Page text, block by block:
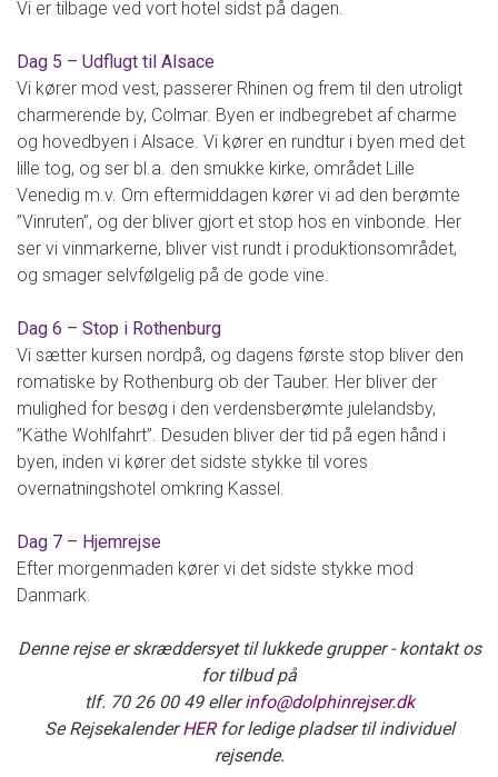
Vi er tilbage ved vort hotel sidst på dagen.
Dag 5 – Udflugt til Alsace
Vi kører mod vest, passerer Rhinen og frem til den utroligt
charmerende by, Colmar. Byen er indbegrebet af charme
og hovedbyen i Alsace. Vi kører en rundtur i byen med det
lille tog, og ser bl.a. den smukke kirke, området Lille
Venedig m.v. Om eftermiddagen kører vi ad den berømte
”Vinruten”, og der bliver gjort et stop hos en vinbonde. Her
ser vi vinmarkerne, bliver vist rundt i produktionsområdet,
og smager selvfølgelig på de gode vine.
Dag 6 – Stop i Rothenburg
Vi sætter kursen nordpå, og dagens første stop bliver den
romatiske by Rothenburg ob der Tauber. Her bliver der
mulighed for besøg i den verdensberømte julelandsby,
”Käthe Wohlfahrt”. Desuden bliver der tid på egen hånd i
byen, inden vi kører det sidste stykke til vores
overnatningshotel omkring Kassel.
Dag 7 – Hjemrejse
Efter morgenmaden kører vi det sidste stykke mod
Danmark.
Denne rejse er skræddersyet til lukkede grupper - kontakt os
for tilbud på
tlf. 70 26 00 49 ellerinfo@dolphinrejser.dk
Se RejsekalenderHERfor ledige pladser til individuel
rejsende.